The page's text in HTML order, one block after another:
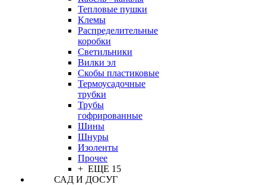
Тепловые пушки
Клемы
Распределительные
коробки
Светильники
Вилки эл
Скобы пластиковые
Термоусадочные
трубки
Трубы
гофрированные
Шины
Шнуры
Изоленты
Прочее
+ ЕЩЕ 15
САД И ДОСУГ